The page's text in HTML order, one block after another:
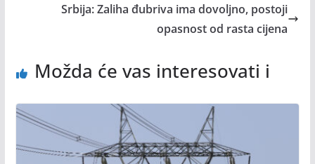
Srbija: Zaliha đubriva ima dovoljno, postoji
opasnost od rasta cijena
Možda će vas interesovati i